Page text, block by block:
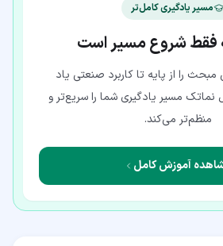
مسیر یادگیری کامل‌تر
فقط شروع مسیر است
را از پایه تا کاربرد صنعتی یاد
نماتک مسیر یادگیری شما را سریع‌تر و
منظم‌تر می‌کند.
آموزش کامل